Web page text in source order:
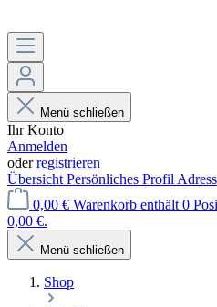
Menü schließen
Ihr Konto
Anmelden
oderregistrieren
Übersicht Persönliches Profil
0,00 € Warenkorb enthält 0
0,00 €.
Menü schließen
Shop